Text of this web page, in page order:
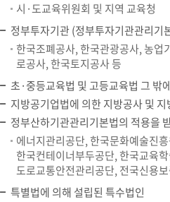
시·도교육위원회 및 지역 교육청
정부투자기관 (정부투자기관관리기
한국조폐공사, 한국관광공사, 농
로공사, 한국토지공사 등
초·중등교육법 및 고등교육법 그 밖
지방공기업법에 의한 지방공사 및
정부산하기관관리기본법의 적용을
에너지관리공단, 한국문화예술진
한국컨테이너부두공단, 한국교육
도로교통안전관리공단, 전국신용
특별법에 의해 설립된 특수법인